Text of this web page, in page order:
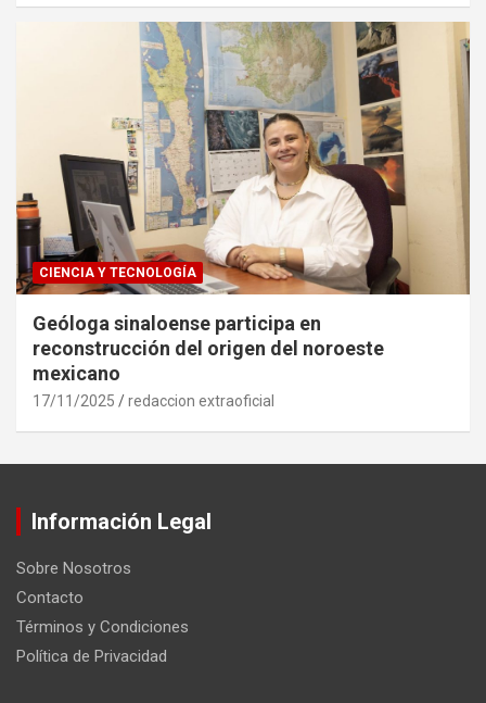
CIENCIA Y TECNOLOGÍA
Geóloga sinaloense participa en
reconstrucción del origen del noroeste
mexicano
17/11/2025 redaccion extraoficial
Información Legal
Sobre Nosotros
Contacto
Términos y Condiciones
Política de Privacidad